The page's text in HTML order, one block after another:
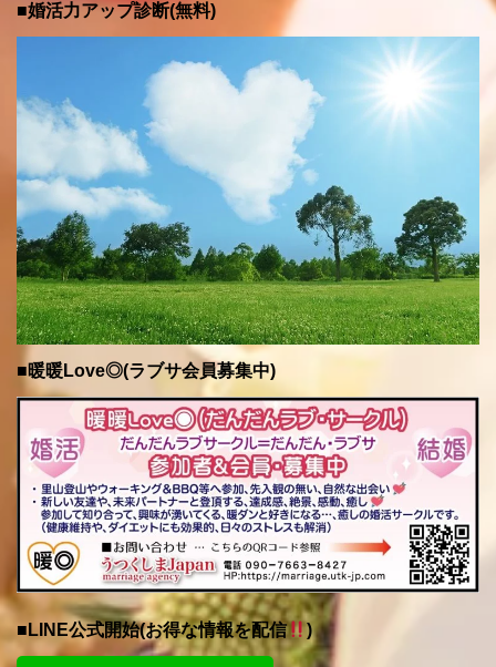
■婚活力アップ診断(無料)
■暖暖Love◎(ラブサ会員募集中)
■LINE公式開始(お得な情報を配信 )